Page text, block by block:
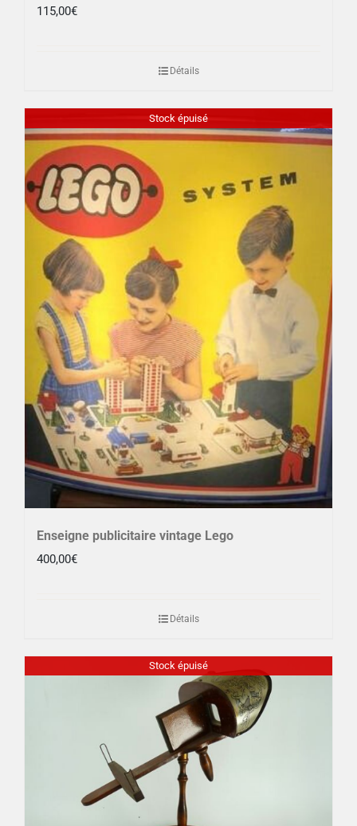
115,00€
Détails
Stock épuisé
Enseigne publicitaire vintage Lego
400,00€
Détails
Stock épuisé